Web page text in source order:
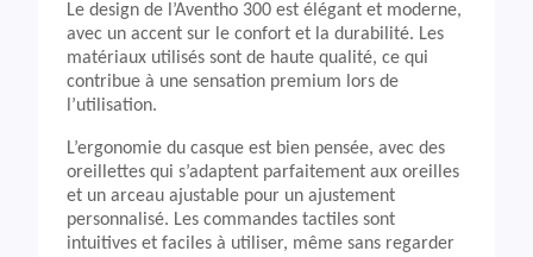
Le design de l’Aventho 300 est élégant et moderne,
avec un accent sur le confort et la durabilité. Les
matériaux utilisés sont de haute qualité, ce qui
contribue à une sensation premium lors de
l’utilisation.
L’ergonomie du casque est bien pensée, avec des
oreillettes qui s’adaptent parfaitement aux oreilles
et un arceau ajustable pour un ajustement
personnalisé. Les commandes tactiles sont
intuitives et faciles à utiliser, même sans regarder